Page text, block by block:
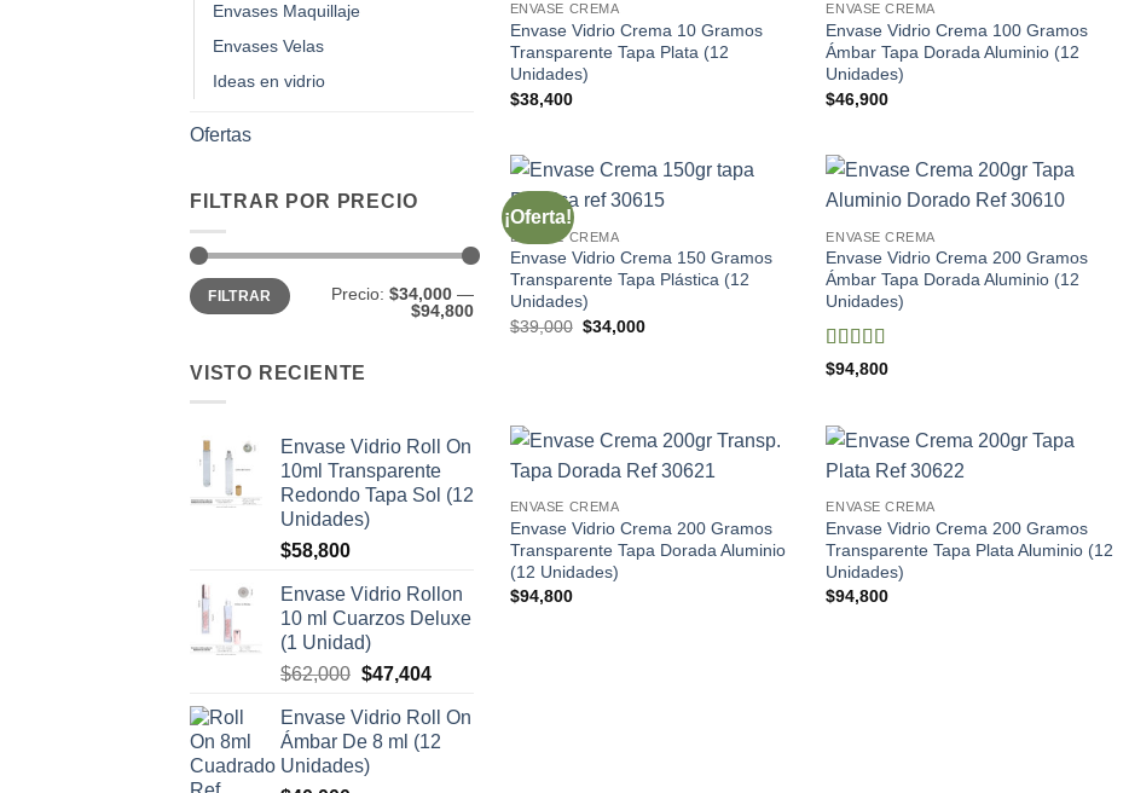
Envases Maquillaje
Envases Velas
Ideas en vidrio
Ofertas
FILTRAR POR PRECIO
Precio
mínimo
Precio
máximo
FILTRAR Precio: $34,000 —
$94,800
VISTO RECIENTE
Envase Vidrio Roll On
10ml Transparente
Redondo Tapa Sol (12
Unidades)
$58,800
Envase Vidrio Rollon
10 ml Cuarzos Deluxe
(1 Unidad)
$62,000 El
original
era:
$62,000.
$47,404El
actual
es:
Envase Vidrio Roll On
Ámbar De 8 ml (12
Unidades)
lista de
ENVASE CREMA
Envase Vidrio Crema 10 Gramos
Transparente Tapa Plata (12
Unidades)
$38,400
lista de
deseos
ENVASE CREMA
Envase Vidrio Crema 100 Gramos
Ámbar Tapa Dorada Aluminio (12
Unidades)
$46,900
¡Oferta!
lista de
deseos
ENVASE CREMA
Envase Vidrio Crema 150 Gramos
Transparente Tapa Plástica (12
Unidades)
$39,000 El
$34,000El
lista de
deseos
ENVASE CREMA
Envase Vidrio Crema 200 Gramos
Ámbar Tapa Dorada Aluminio (12
Unidades)
Valorado
$94,800
lista de
deseos
ENVASE CREMA
Envase Vidrio Crema 200 Gramos
Transparente Tapa Dorada Aluminio
(12 Unidades)
$94,800
lista de
deseos
ENVASE CREMA
Envase Vidrio Crema 200 Gramos
Transparente Tapa Plata Aluminio (12
Unidades)
$94,800